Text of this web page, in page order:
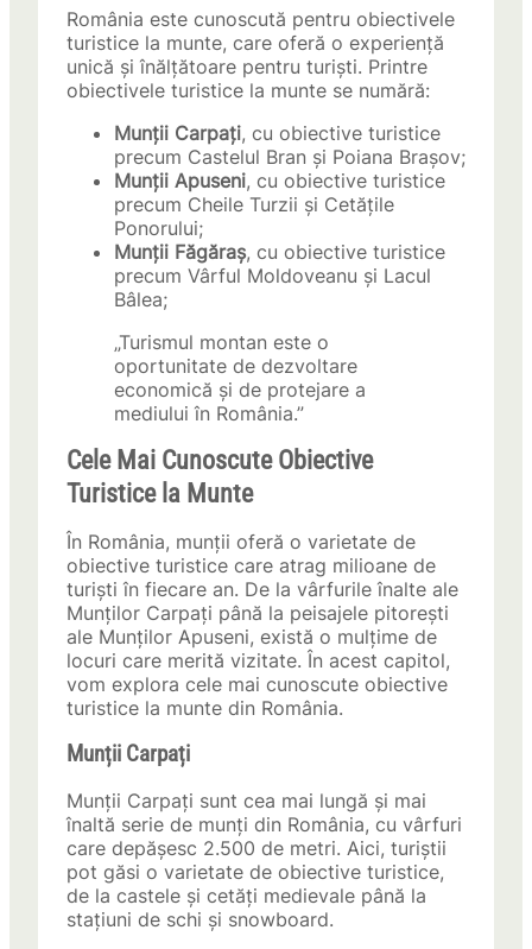
România este cunoscută pentru obiectivele
turistice la munte, care oferă o experiență
unică și înălțătoare pentru turiști. Printre
obiectivele turistice la munte se numără:
Munții Carpați, cu obiective turistice
precum Castelul Bran și Poiana Brașov;
Munții Apuseni, cu obiective turistice
precum Cheile Turzii și Cetățile
Ponorului;
Munții Făgăraș, cu obiective turistice
precum Vârful Moldoveanu și Lacul
Bâlea;
„Turismul montan este o
oportunitate de dezvoltare
economică și de protejare a
mediului în România.”
Cele Mai Cunoscute Obiective
Turistice la Munte
În România, munții oferă o varietate de
obiective turistice care atrag milioane de
turiști în fiecare an. De la vârfurile înalte ale
Munților Carpați până la peisajele pitorești
ale Munților Apuseni, există o mulțime de
locuri care merită vizitate. În acest capitol,
vom explora cele mai cunoscute obiective
turistice la munte din România.
Munții Carpați
Munții Carpați sunt cea mai lungă și mai
înaltă serie de munți din România, cu vârfuri
care depășesc 2.500 de metri. Aici, turiștii
pot găsi o varietate de obiective turistice,
de la castele și cetăți medievale până la
stațiuni de schi și snowboard.